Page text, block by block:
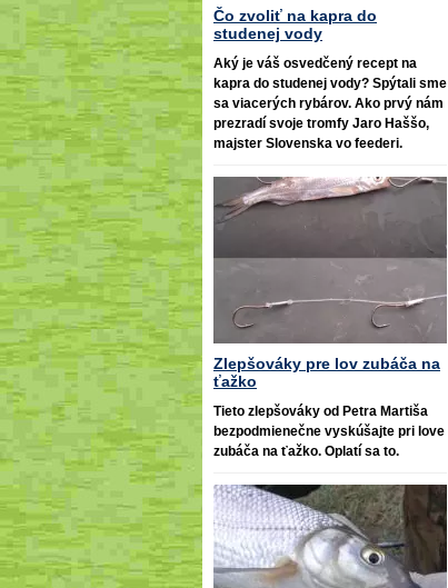
Čo zvoliť na kapra do
studenej vody
Aký je váš osvedčený recept na
kapra do studenej vody? Spýtali sme
sa viacerých rybárov. Ako prvý nám
prezradí svoje tromfy Jaro Haššo,
majster Slovenska vo feederi.
Zlepšováky pre lov zubáča na
ťažko
Tieto zlepšováky od Petra Martiša
bezpodmienečne vyskúšajte pri love
zubáča na ťažko. Oplatí sa to.